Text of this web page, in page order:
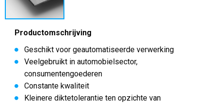
Productomschrijving
Geschikt voor geautomatiseerde verwerking
Veelgebruikt in automobielsector,
consumentengoederen
Constante kwaliteit
Kleinere diktetolerantie ten opzichte van